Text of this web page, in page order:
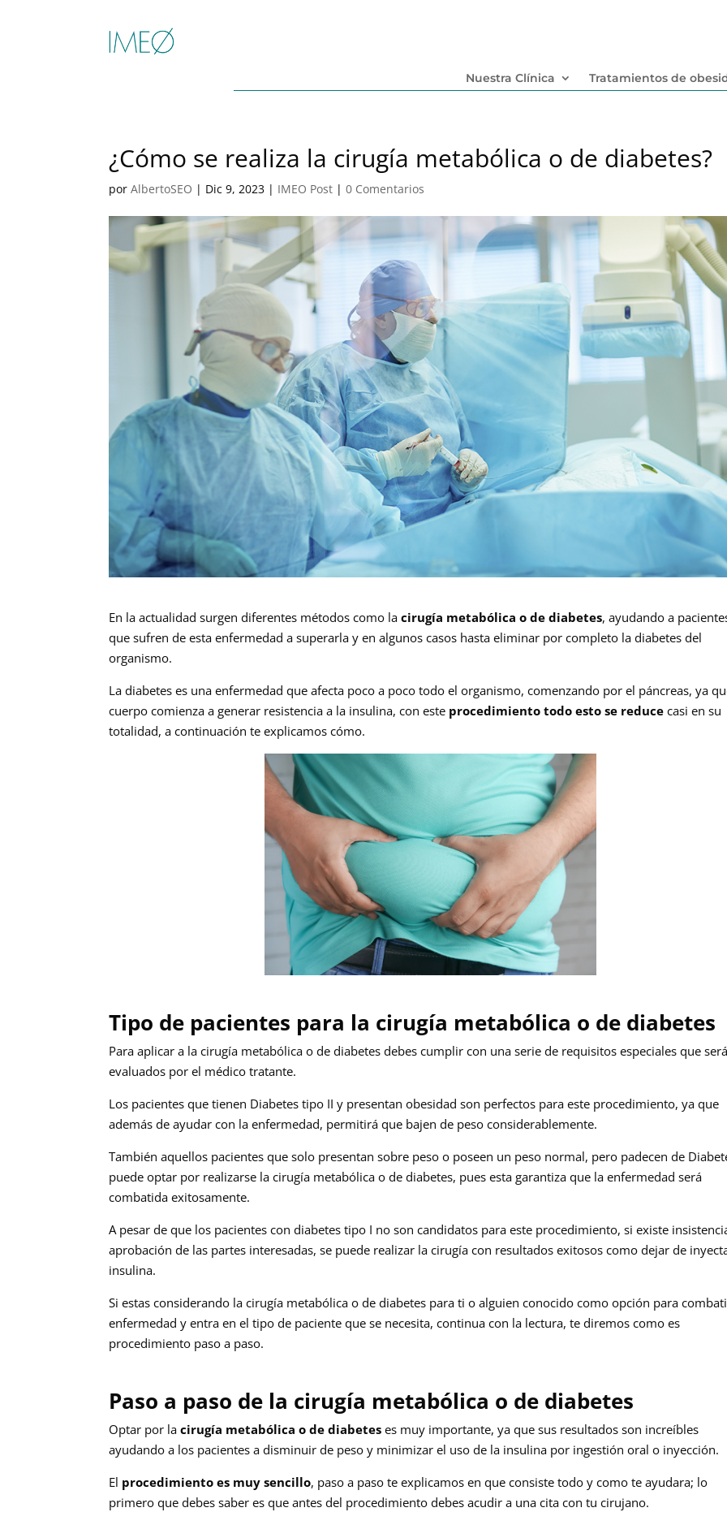
Nuestra Clínica Tratamientos de
¿Cómo se realiza la cirugía metabólica o de diabetes?
porAlbertoSEO | Dic 9, 2023 | IMEO Post |0 Comentarios
En la actualidad surgen diferentes métodos como lacirugía metabólica o de diabetes, ayudando a
que sufren de esta enfermedad a superarla y en algunos casos hasta eliminar por completo la diabetes del
organismo.
La diabetes es una enfermedad que afecta poco a poco todo el organismo, comenzando por el páncreas, ya
cuerpo comienza a generar resistencia a la insulina, con este procedimiento todo esto se reduce casi en su
totalidad, a continuación te explicamos cómo.
Tipo de pacientes para la cirugía metabólica o de diabetes
Para aplicar a la cirugía metabólica o de diabetes debes cumplir con una serie de requisitos especiales que
evaluados por el médico tratante.
Los pacientes que tienen Diabetes tipo II y presentan obesidad son perfectos para este procedimiento, ya que
además de ayudar con la enfermedad, permitirá que bajen de peso considerablemente.
También aquellos pacientes que solo presentan sobre peso o poseen un peso normal, pero padecen de
puede optar por realizarse la cirugía metabólica o de diabetes, pues esta garantiza que la enfermedad será
combatida exitosamente.
A pesar de que los pacientes con diabetes tipo I no son candidatos para este procedimiento, si existe
aprobación de las partes interesadas, se puede realizar la cirugía con resultados exitosos como dejar de
insulina.
Si estas considerando la cirugía metabólica o de diabetes para ti o alguien conocido como opción para
enfermedad y entra en el tipo de paciente que se necesita, continua con la lectura, te diremos como es
procedimiento paso a paso.
Paso a paso de la cirugía metabólica o de diabetes
Optar por lacirugía metabólica o de diabetes es muy importante, ya que sus resultados son increíbles
ayudando a los pacientes a disminuir de peso y minimizar el uso de la insulina por ingestión oral o inyección.
El procedimiento es muy sencillo, paso a paso te explicamos en que consiste todo y como te ayudara; lo
primero que debes saber es que antes del procedimiento debes acudir a una cita con tu cirujano.